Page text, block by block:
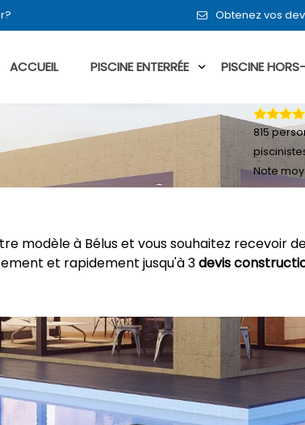
Obtenez vos
ACCUEIL PISCINE ENTERRÉE PISCINE
modèle à Bélus et vous souhaitez recevoir
et rapidement jusqu'à 3devis
815
Note